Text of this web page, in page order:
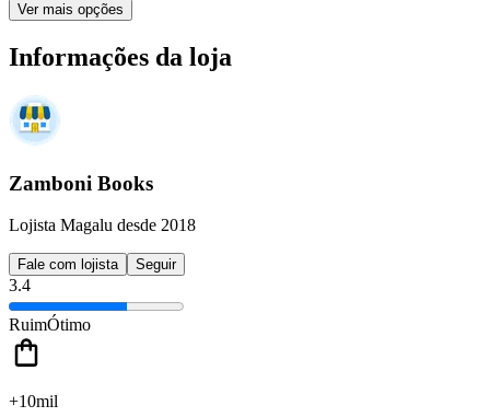
Ver mais opções
Informações da loja
Zamboni Books
Lojista Magalu desde 2018
Fale com lojista Seguir
3.4
RuimÓtimo
+10mil